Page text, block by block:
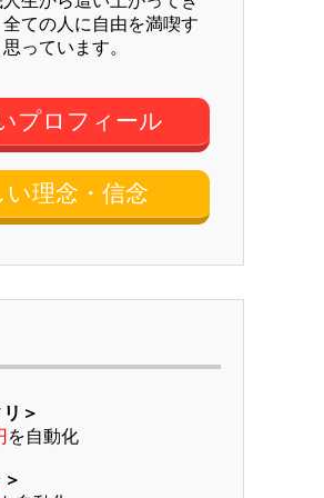
ての人に自由を満喫す
っています。
プロフィール
い理念・信念
＞
を自動化